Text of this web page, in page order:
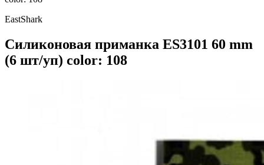
EastShark
Силиконовая приманка ES3101 60 mm
(6 шт/уп) color: 108